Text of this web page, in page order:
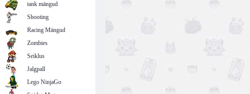
tank mängud
Shooting
Racing Mängud
Zombies
Seiklus
Jalgpall
Lego NinjaGo